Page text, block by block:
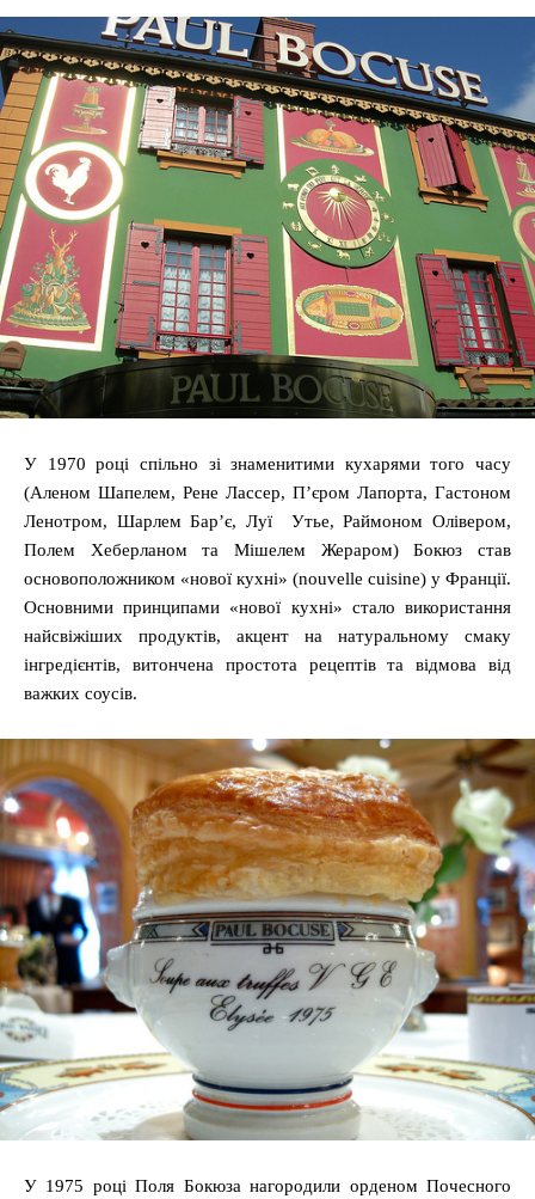
У 1970 році спільно зі знаменитими кухарями того часу
(Аленом Шапелем, Рене Лассер, П’єром Лапорта, Гастоном
Ленотром, Шарлем Бар’є, Луї Утье, Раймоном Олівером,
Полем Хеберланом та Мішелем Жераром) Бокюз став
основоположником «нової кухні» (nouvelle cuisine) у Франції.
Основними принципами «нової кухні» стало використання
найсвіжіших продуктів, акцент на натуральному смаку
інгредієнтів, витончена простота рецептів та відмова від
важких соусів.
У 1975 році Поля Бокюза нагородили орденом Почесного